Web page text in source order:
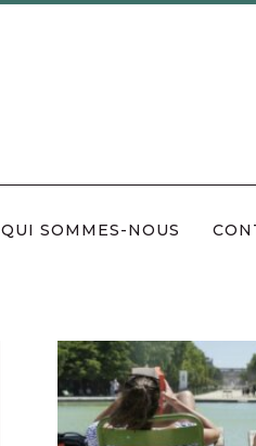
QUI SOMMES-NOUS